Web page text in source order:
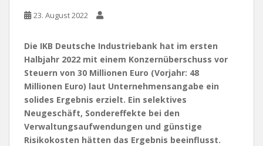
23. August 2022
Die IKB Deutsche Industriebank hat im ersten
Halbjahr 2022 mit einem Konzernüberschuss vor
Steuern von 30 Millionen Euro (Vorjahr: 48
Millionen Euro) laut Unternehmensangabe ein
solides Ergebnis erzielt. Ein selektives
Neugeschäft, Sondereffekte bei den
Verwaltungsaufwendungen und günstige
Risikokosten hätten das Ergebnis beeinflusst.